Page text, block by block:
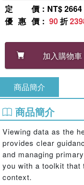
定價 ：NT$
優惠價 ： 90折
加入購物車
商品簡介
商品簡介
Viewing data as the
provides clear
and managing
you with a toolkit that
context.